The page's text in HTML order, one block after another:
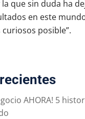
que sin duda ha
en este
curiosos posible”.
AHORA! 5